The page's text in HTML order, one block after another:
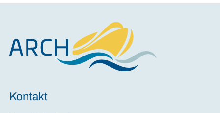
Kontakt